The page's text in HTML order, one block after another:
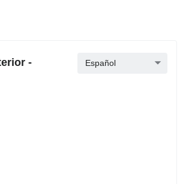
-
Español